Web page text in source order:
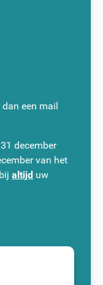
een mail
december
van het
altijd uw